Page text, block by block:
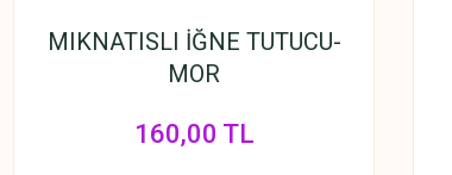
MIKNATISLI İĞNE TUTUCU-
MOR
160,00 TL